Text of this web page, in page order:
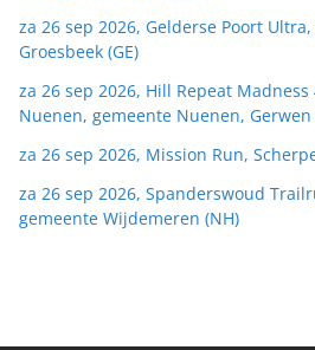
za 26 sep 2026, Gelderse Poort
Groesbeek (GE)
za 26 sep 2026, Hill Repeat
Nuenen, gemeente Nuenen,
za 26 sep 2026, Mission Run,
za 26 sep 2026, Spanderswoud
gemeente Wijdemeren (NH)